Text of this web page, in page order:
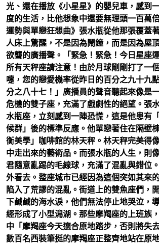
光、還在播放《小星星》的嬰兒車，感到
度的生活，比他想象中還要無理頭一百萬
運勢與單戀狂想曲》張水瓶從他那張覆蓋
人床上驚醒，不是因為鬧鐘，而是因為屋
欲聾的廣播聲。「緊急！緊急！今日星座
所有天秤座請注意！由於月球剛剛打了一個
嚏，您的戀愛機率從昨日的百分之九十九
分之八十七！」廣播員的聲音聽起來像是
危機的雙子座，充滿了戲劇性的絕望。張
水瓶座，立刻感到一陣恐慌，這是他患有
候群」後的標準反應。他單戀著住在隔壁
衡美學」咖啡館的林天秤。林天秤完美得
中走出來的藝術品。而張水瓶的人生，則
君隨意亂踢的毛線球，充滿了混亂與錯位
外看去。整座城市已經因為這個突如其來
陷入了荒謬的混亂。街道上的雙魚座們，
下鹹鹹的海水淚，他們無法停止地哭泣，
經形成了小型潟湖。那些摩羯座的上班族
中「摩羯座今天適合原地踏步，否則將失
數百名西裝筆挺的摩羯座正整齊地站在原